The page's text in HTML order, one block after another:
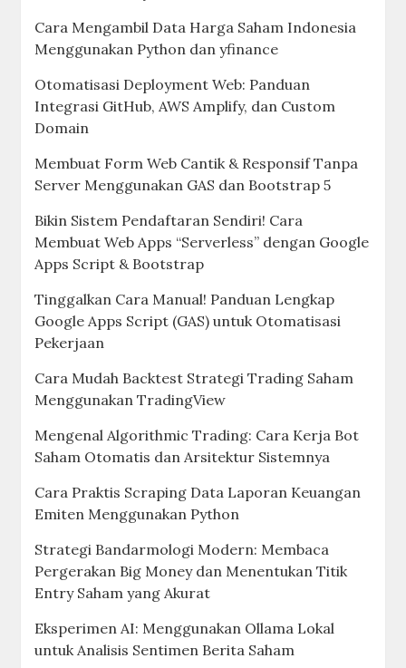
Cara Mengambil Data Harga Saham Indonesia
Menggunakan Python dan yfinance
Otomatisasi Deployment Web: Panduan
Integrasi GitHub, AWS Amplify, dan Custom
Domain
Membuat Form Web Cantik & Responsif Tanpa
Server Menggunakan GAS dan Bootstrap 5
Bikin Sistem Pendaftaran Sendiri! Cara
Membuat Web Apps “Serverless” dengan Google
Apps Script & Bootstrap
Tinggalkan Cara Manual! Panduan Lengkap
Google Apps Script (GAS) untuk Otomatisasi
Pekerjaan
Cara Mudah Backtest Strategi Trading Saham
Menggunakan TradingView
Mengenal Algorithmic Trading: Cara Kerja Bot
Saham Otomatis dan Arsitektur Sistemnya
Cara Praktis Scraping Data Laporan Keuangan
Emiten Menggunakan Python
Strategi Bandarmologi Modern: Membaca
Pergerakan Big Money dan Menentukan Titik
Entry Saham yang Akurat
Eksperimen AI: Menggunakan Ollama Lokal
untuk Analisis Sentimen Berita Saham